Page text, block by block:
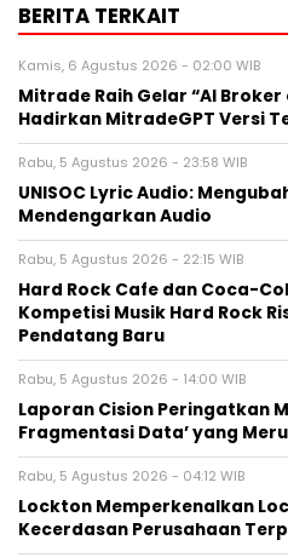
BERITA TERKAIT
Kamis, 6 Agustus 2026 - 02:00 WIB
Mitrade Raih Gelar “AI
Hadirkan MitradeGPT Versi
Rabu, 5 Agustus 2026 - 23:58 WIB
UNISOC Lyric Audio:
Mendengarkan Audio
Rabu, 5 Agustus 2026 - 22:15 WIB
Hard Rock Cafe dan Coca-
Kompetisi Musik Hard Rock
Pendatang Baru
Rabu, 5 Agustus 2026 - 14:00 WIB
Laporan Cision Peringatkan
Fragmentasi Data’ yang
Rabu, 5 Agustus 2026 - 04:12 WIB
Lockton Memperkenalkan
Kecerdasan Perusahaan